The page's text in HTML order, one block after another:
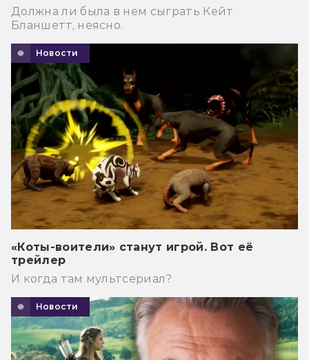
Должна ли была в нем сыграть Кейт
Бланшетт, неясно.
Новости
«Коты-воители» станут игрой. Вот её
трейлер
И когда там мультсериал?
Новости